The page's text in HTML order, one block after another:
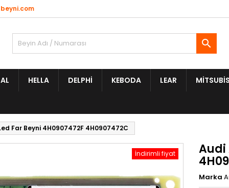

HELLA DELPHI KEBODA LEAR
Far Beyni 4H0907472F 4H0907472C
İndirimli fiyat Audi
Marka